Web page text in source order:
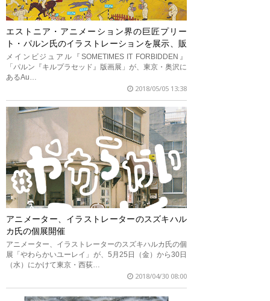
エストニア・アニメーション界の巨匠プリー
ト・パルン氏のイラストレーションを展示、販
売
メインビジュアル『SOMETIMES IT FORBIDDEN』
「パルン『キルプラセッド』版画展」が、東京・奥沢に
あるAu…
2018/05/05 13:38
アニメーター、イラストレーターのスズキハル
カ氏の個展開催
アニメーター、イラストレーターのスズキハルカ氏の個
展「やわらかいユーレイ」が、5月25日（金）から30日
（水）にかけて東京・西荻…
2018/04/30 08:00